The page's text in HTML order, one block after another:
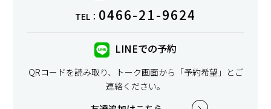
TEL： 0466-21-9624
LINEでの予約
QRコードを読み取り、トーク画面から「予約希望」とご
連絡ください。